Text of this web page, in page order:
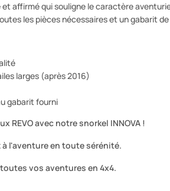
et affirmé qui souligne le caractère
les pièces nécessaires et un gabarit
larges (après 2016)
gabarit fourni
REVO avec notre snorkel INNOVA !
l'aventure en toute sérénité.
vos aventures en 4x4.